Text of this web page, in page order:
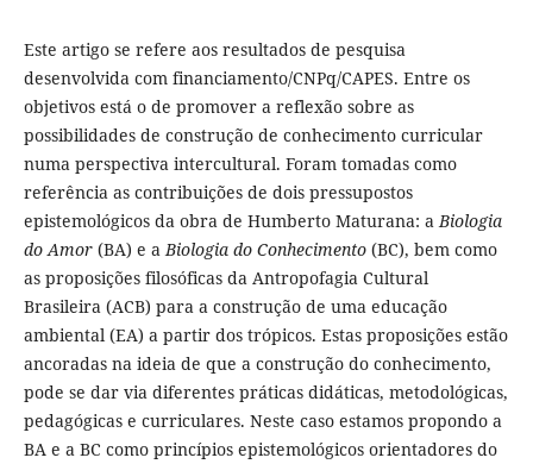
Este artigo se refere aos resultados de pesquisa
desenvolvida com financiamento/CNPq/CAPES. Entre os
objetivos está o de promover a reflexão sobre as
possibilidades de construção de conhecimento curricular
numa perspectiva intercultural. Foram tomadas como
referência as contribuições de dois pressupostos
epistemológicos da obra de Humberto Maturana: a Biologia
do Amor(BA) e a Biologia do Conhecimento(BC), bem como
as proposições filosóficas da Antropofagia Cultural
Brasileira (ACB) para a construção de uma educação
ambiental (EA) a partir dos trópicos. Estas proposições estão
ancoradas na ideia de que a construção do conhecimento,
pode se dar via diferentes práticas didáticas, metodológicas,
pedagógicas e curriculares. Neste caso estamos propondo a
BA e a BC como princípios epistemológicos orientadores do